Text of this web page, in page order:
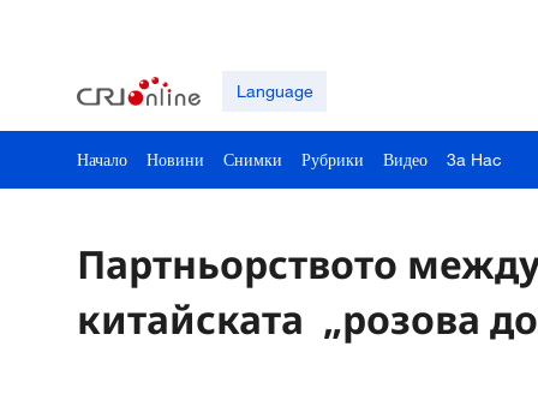
Language
Начало Новини Снимки Рубрики Видео 3a Hac
Партньорството
китайската „розова